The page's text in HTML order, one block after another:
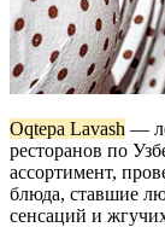
Oqtepa Lavash —
ресторанов по
ассортимент,
блюда, ставшие
сенсаций и